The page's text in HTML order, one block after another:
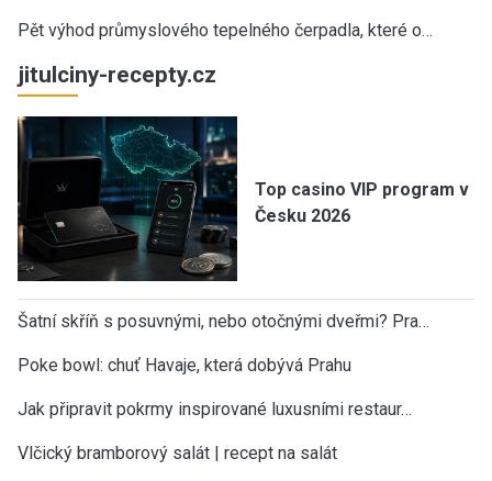
Pět výhod průmyslového tepelného čerpadla, které o…
jitulciny-recepty.cz
Top casino VIP program v
Česku 2026
Šatní skříň s posuvnými, nebo otočnými dveřmi? Pra…
Poke bowl: chuť Havaje, která dobývá Prahu
Jak připravit pokrmy inspirované luxusními restaur…
Vlčický bramborový salát | recept na salát